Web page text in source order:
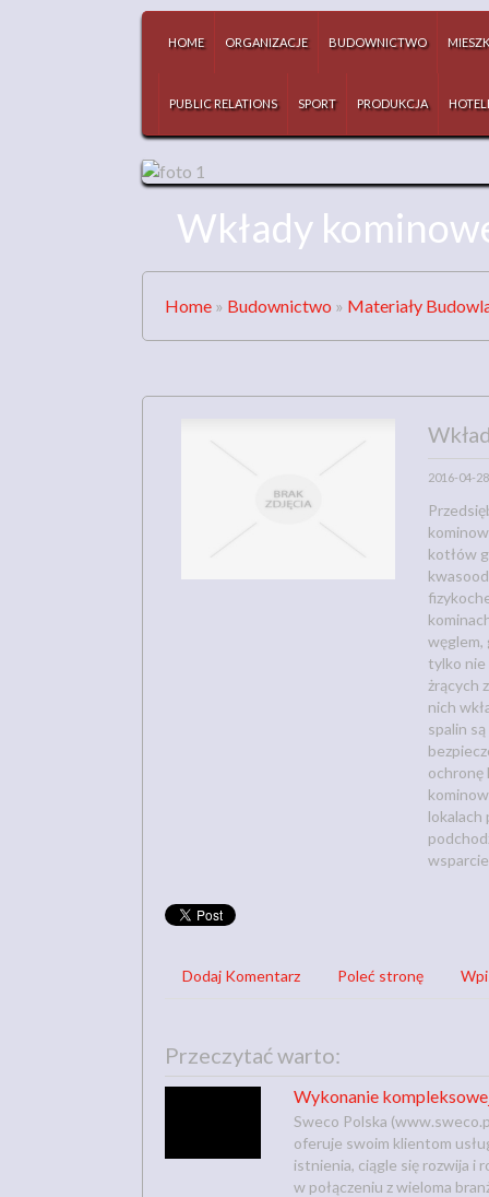
HOME ORGANIZACJE BUDOWNICTWO
PUBLIC RELATIONS SPORT PRODUKCJA
Wkłady
Home » Budownictwo » Materiały
2016-04-28
kotłów
węglem,
tylko nie
żrących
nich
spalin
ochronę
lokalach
Dodaj Komentarz Poleć stronę
Przeczytać warto:
Wykonanie
Sweco Polska
oferuje swoim klientom
istnienia, ciągle się rozwija i
w połączeniu z wieloma